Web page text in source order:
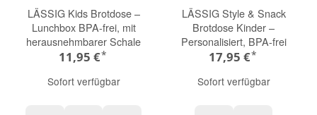
LÄSSIG Kids Brotdose –
Lunchbox BPA-frei, mit
herausnehmbarer Schale
11,95 €*
Sofort verfügbar
LÄSSIG Style & Snack
Brotdose Kinder –
Personalisiert, BPA-frei
17,95 €*
Sofort verfügbar